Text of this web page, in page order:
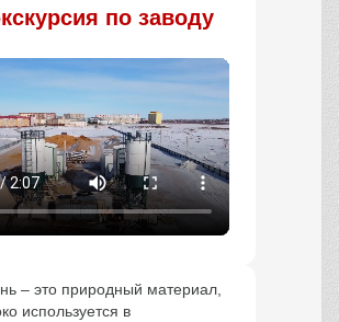
по заводу
– это природный материал,
используется в